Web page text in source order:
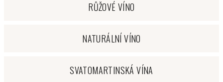
RŮŽOVÉ VÍNO
NATURÁLNÍ VÍNO
SVATOMARTINSKÁ VÍNA